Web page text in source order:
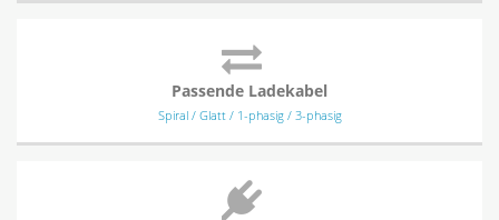
Passende Ladekabel
Spiral / Glatt / 1-phasig / 3-phasig